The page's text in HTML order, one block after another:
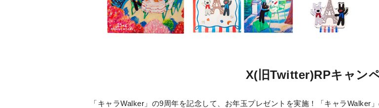
X(旧Twitter)RPキャン
「キャラWalker」の9周年を記念して、お年玉プレゼントを実施！「キャラWalker